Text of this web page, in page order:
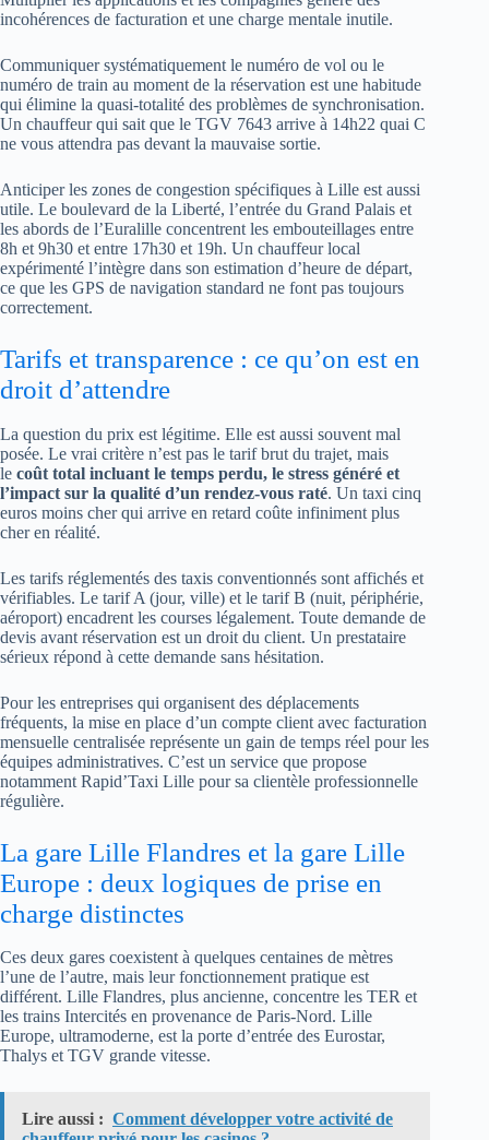
incohérences de facturation et une charge mentale inutile.
Communiquer systématiquement le numéro de vol ou le
numéro de train au moment de la réservation est une habitude
qui élimine la quasi-totalité des problèmes de synchronisation.
Un chauffeur qui sait que le TGV 7643 arrive à 14h22 quai C
ne vous attendra pas devant la mauvaise sortie.
Anticiper les zones de congestion spécifiques à Lille est aussi
utile. Le boulevard de la Liberté, l’entrée du Grand Palais et
les abords de l’Euralille concentrent les embouteillages entre
8h et 9h30 et entre 17h30 et 19h. Un chauffeur local
expérimenté l’intègre dans son estimation d’heure de départ,
ce que les GPS de navigation standard ne font pas toujours
correctement.
Tarifs et transparence : ce qu’on est en
droit d’attendre
La question du prix est légitime. Elle est aussi souvent mal
posée. Le vrai critère n’est pas le tarif brut du trajet, mais
le coût total incluant le temps perdu, le stress généré et
l’impact sur la qualité d’un rendez-vous raté. Un taxi cinq
euros moins cher qui arrive en retard coûte infiniment plus
cher en réalité.
Les tarifs réglementés des taxis conventionnés sont affichés et
vérifiables. Le tarif A (jour, ville) et le tarif B (nuit, périphérie,
aéroport) encadrent les courses légalement. Toute demande de
devis avant réservation est un droit du client. Un prestataire
sérieux répond à cette demande sans hésitation.
Pour les entreprises qui organisent des déplacements
fréquents, la mise en place d’un compte client avec facturation
mensuelle centralisée représente un gain de temps réel pour les
équipes administratives. C’est un service que propose
notamment Rapid’Taxi Lille pour sa clientèle professionnelle
régulière.
La gare Lille Flandres et la gare Lille
Europe : deux logiques de prise en
charge distinctes
Ces deux gares coexistent à quelques centaines de mètres
l’une de l’autre, mais leur fonctionnement pratique est
différent. Lille Flandres, plus ancienne, concentre les TER et
les trains Intercités en provenance de Paris-Nord. Lille
Europe, ultramoderne, est la porte d’entrée des Eurostar,
Thalys et TGV grande vitesse.
Lire aussi : Comment développer votre activité de